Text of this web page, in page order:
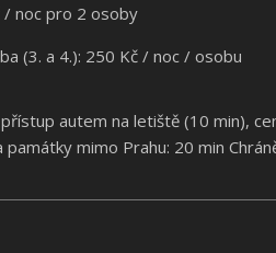
/ noc pro 2 osoby
(3. a 4.): 250 Kč / noc / osobu
autem na letiště (10 min),
památky mimo Prahu: 20 min